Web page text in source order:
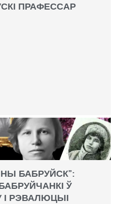
ПРАФЕССАР
БАБРУЙСК”:
Ў
РЭВАЛЮЦЫІ